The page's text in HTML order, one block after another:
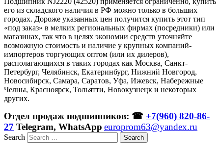
его из складского наличия в РФ можно только в больших
городах. Дороже указанных цен получится купить этот тип
«под заказ» в мелких региональных фирмах (посредники) или
магазинах, так что в целях экономии средств уточняйте
возможную стоимость и наличие у крупных компаний-
импортеров торгующих оптом (или их дилеров),
располагающихся в таких городах как Москва, Санкт-
Петербург, Челябинск, Екатеринбург, Нижний Новгород,
Новосибирск, Самара, Саратов, Уфа, Ижевск, Набережные
Челны, Красноярск, Тольятти, Новокузнецк и некоторых
других.
Отдел продаж подшипников: ☎ +7(960) 820-86-
27 Telegram, WhatsApp europrom63@yandex.ru
Search